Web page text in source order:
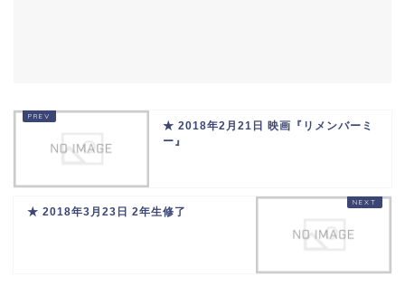
★ 2018年2月21日 映画『リメンバーミ
ー』
★ 2018年3月23日 2年生修了